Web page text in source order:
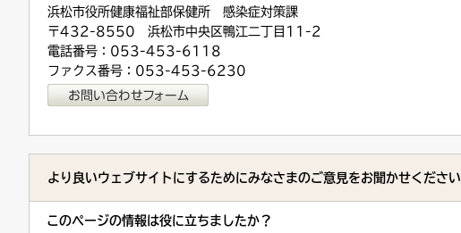
浜松市役所健康福祉部保健所 感染症対策課
〒432-8550 浜松市中央区鴨江二丁目11-2
電話番号：053-453-6118
ファクス番号：053-453-6230
より良いウェブサイトにするためにみなさまのご意見をお聞かせください
このページの情報は役に立ちましたか？